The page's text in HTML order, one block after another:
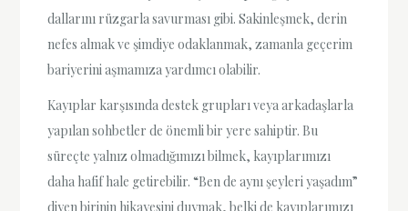
dallarını rüzgarla savurması gibi. Sakinleşmek, derin
nefes almak ve şimdiye odaklanmak, zamanla geçerim
bariyerini aşmamıza yardımcı olabilir.
Kayıplar karşısında destek grupları veya arkadaşlarla
yapılan sohbetler de önemli bir yere sahiptir. Bu
süreçte yalnız olmadığımızı bilmek, kayıplarımızı
daha hafif hale getirebilir. “Ben de aynı şeyleri yaşadım”
diyen birinin hikayesini duymak, belki de kayıplarımızı